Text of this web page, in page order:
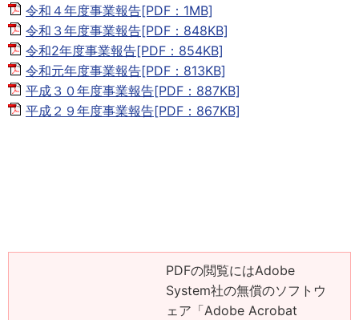
令和４年度事業報告[PDF：1MB]
令和３年度事業報告[PDF：848KB]
令和2年度事業報告[PDF：854KB]
令和元年度事業報告[PDF：813KB]
平成３０年度事業報告[PDF：887KB]
平成２９年度事業報告[PDF：867KB]
PDFの閲覧にはAdobe
System社の無償のソフトウ
ェア「Adobe Acrobat